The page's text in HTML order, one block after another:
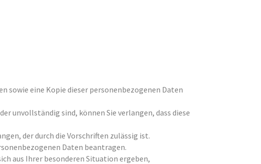
sowie eine Kopie dieser personenbezogenen Daten
unvollständig sind, können Sie verlangen, dass diese
der durch die Vorschriften zulässig ist.
Daten beantragen.
aus Ihrer besonderen Situation ergeben,